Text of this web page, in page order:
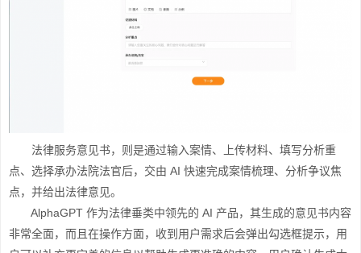
法律服务意见书，则是通过输入案情、上传材料、填写分析重
点、选择承办法院法官后，交由 AI 快速完成案情梳理、分析争议焦
点，并给出法律意见。
AlphaGPT 作为法律垂类中领先的 AI 产品，其生成的意见书内容
非常全面，而且在操作方面，收到用户需求后会弹出勾选框提示，用